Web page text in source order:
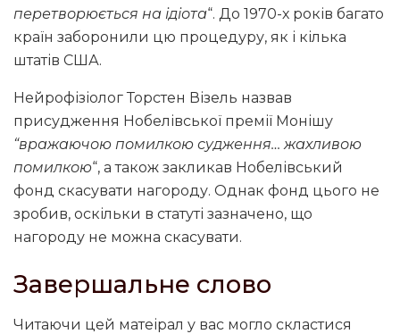
перетворюється на ідіота“. До 1970-х років багато
країн заборонили цю процедуру, як і кілька
штатів США.
Нейрофізіолог Торстен Візель назвав
присудження Нобелівської премії Монішу
“вражаючою помилкою судження… жахливою
помилкою“, а також закликав Нобелівський
фонд скасувати нагороду. Однак фонд цього не
зробив, оскільки в статуті зазначено, що
нагороду не можна скасувати.
Завершальне слово
Читаючи цей матеірал у вас могло скластися